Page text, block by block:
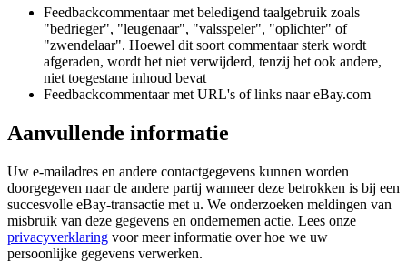
Feedbackcommentaar met beledigend taalgebruik zoals
"bedrieger", "leugenaar", "valsspeler", "oplichter" of
"zwendelaar". Hoewel dit soort commentaar sterk wordt
afgeraden, wordt het niet verwijderd, tenzij het ook andere,
niet toegestane inhoud bevat
Feedbackcommentaar met URL's of links naar eBay.com
Aanvullende informatie
Uw e-mailadres en andere contactgegevens kunnen worden
doorgegeven naar de andere partij wanneer deze betrokken is bij een
succesvolle eBay-transactie met u. We onderzoeken meldingen van
misbruik van deze gegevens en ondernemen actie. Lees onze
privacyverklaring voor meer informatie over hoe we uw
persoonlijke gegevens verwerken.